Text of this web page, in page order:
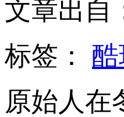
文章出自
标签：
原始人在